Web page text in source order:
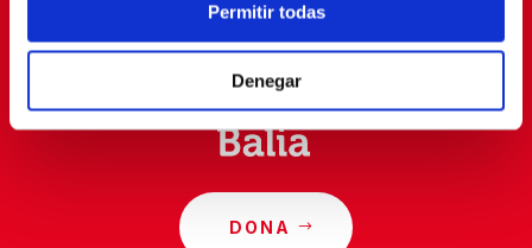
Permitir todas
Denegar
DONA